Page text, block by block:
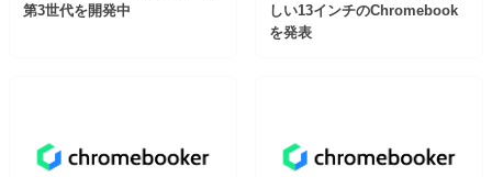
第3世代を開発中
しい13インチのChromebook
を発表